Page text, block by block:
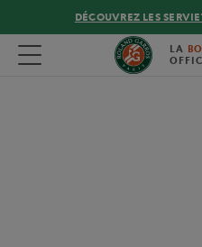
DÉCOUVREZ LES
Toggle navigation LA